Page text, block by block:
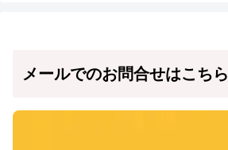
メールでのお問合せはこちら